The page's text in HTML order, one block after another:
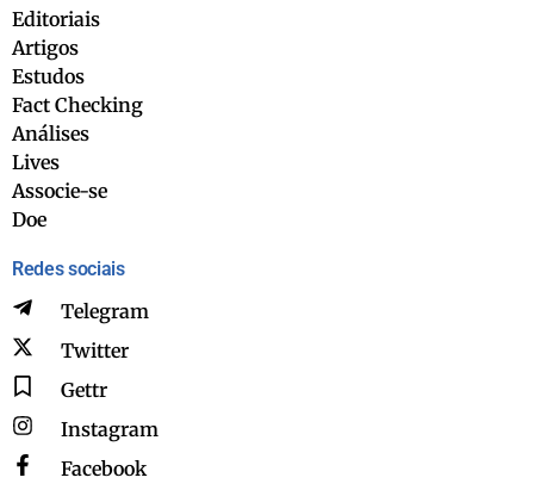
Editoriais
Artigos
Estudos
Fact Checking
Análises
Lives
Associe-se
Doe
Redes sociais
Telegram
Twitter
Gettr
Instagram
Facebook